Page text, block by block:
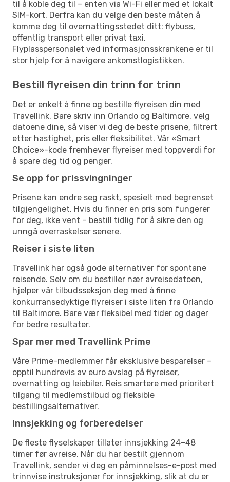
til å koble deg til – enten via Wi-Fi eller med et lokalt
SIM-kort. Derfra kan du velge den beste måten å
komme deg til overnattingsstedet ditt: flybuss,
offentlig transport eller privat taxi.
Flyplasspersonalet ved informasjonsskrankene er til
stor hjelp for å navigere ankomstlogistikken.
Bestill flyreisen din trinn for trinn
Det er enkelt å finne og bestille flyreisen din med
Travellink. Bare skriv inn Orlando og Baltimore, velg
datoene dine, så viser vi deg de beste prisene, filtrert
etter hastighet, pris eller fleksibilitet. Vår «Smart
Choice»-kode fremhever flyreiser med toppverdi for
å spare deg tid og penger.
Se opp for prissvingninger
Prisene kan endre seg raskt, spesielt med begrenset
tilgjengelighet. Hvis du finner en pris som fungerer
for deg, ikke vent – bestill tidlig for å sikre den og
unngå overraskelser senere.
Reiser i siste liten
Travellink har også gode alternativer for spontane
reisende. Selv om du bestiller nær avreisedatoen,
hjelper vår tilbudsseksjon deg med å finne
konkurransedyktige flyreiser i siste liten fra Orlando
til Baltimore. Bare vær fleksibel med tider og dager
for bedre resultater.
Spar mer med Travellink Prime
Våre Prime-medlemmer får eksklusive besparelser –
opptil hundrevis av euro avslag på flyreiser,
overnatting og leiebiler. Reis smartere med prioritert
tilgang til medlemstilbud og fleksible
bestillingsalternativer.
Innsjekking og forberedelser
De fleste flyselskaper tillater innsjekking 24–48
timer før avreise. Når du har bestilt gjennom
Travellink, sender vi deg en påminnelses-e-post med
trinnvise instruksjoner for innsjekking, slik at du er